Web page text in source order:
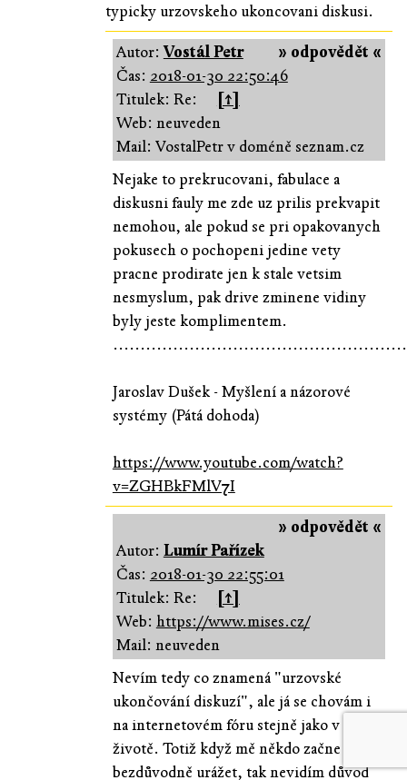
typicky urzovskeho ukoncovani diskusi.
» odpovědět «
Autor:Vostál Petr
Čas: 2018-01-30 22:50:46
Titulek: Re:
[↑]
Web: neuveden
Mail: VostalPetr v doméně seznam.cz
Nejake to prekrucovani, fabulace a
diskusni fauly me zde uz prilis prekvapit
nemohou, ale pokud se pri opakovanych
pokusech o pochopeni jedine vety
pracne prodirate jen k stale vetsim
nesmyslum, pak drive zminene vidiny
byly jeste komplimentem.
Jaroslav Dušek - Myšlení a názorové
systémy (Pátá dohoda)
https://www.youtube.com/watch?
v=ZGHBkFMlV7I
» odpovědět «
Autor: Lumír Pařízek
Čas: 2018-01-30 22:55:01
Titulek: Re:
[↑]
Web: https://www.mises.cz/
Mail: neuveden
Nevím tedy co znamená "urzovské
ukončování diskuzí", ale já se chovám i
na internetovém fóru stejně jako v
životě. Totiž když mě někdo začne
bezdůvodně urážet, tak nevidím důvod